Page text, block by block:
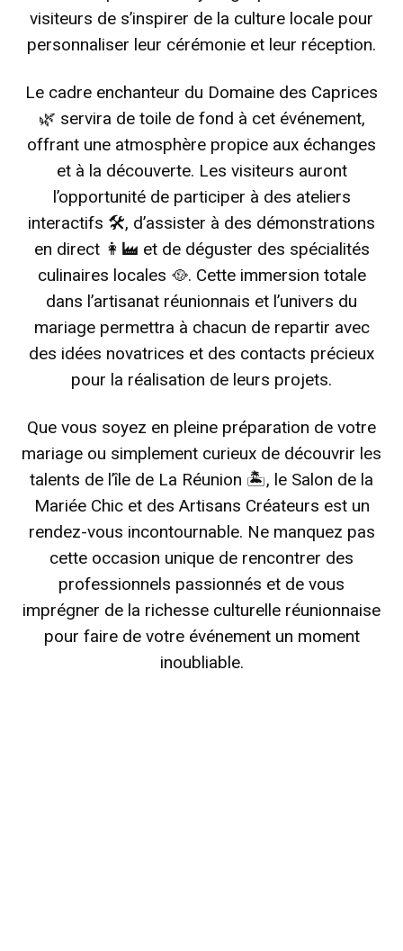
visiteurs de s’inspirer de la culture locale pour
personnaliser leur cérémonie et leur réception.
Le cadre enchanteur du Domaine des Caprices
🌿 servira de toile de fond à cet événement,
offrant une atmosphère propice aux échanges
et à la découverte. Les visiteurs auront
l’opportunité de participer à des ateliers
interactifs 🛠️, d’assister à des démonstrations
en direct 👩‍🏭 et de déguster des spécialités
culinaires locales 🥘. Cette immersion totale
dans l’artisanat réunionnais et l’univers du
mariage permettra à chacun de repartir avec
des idées novatrices et des contacts précieux
pour la réalisation de leurs projets.
Que vous soyez en pleine préparation de votre
mariage ou simplement curieux de découvrir les
talents de l’île de La Réunion 🏝️, le Salon de la
Mariée Chic et des Artisans Créateurs est un
rendez-vous incontournable. Ne manquez pas
cette occasion unique de rencontrer des
professionnels passionnés et de vous
imprégner de la richesse culturelle réunionnaise
pour faire de votre événement un moment
inoubliable.